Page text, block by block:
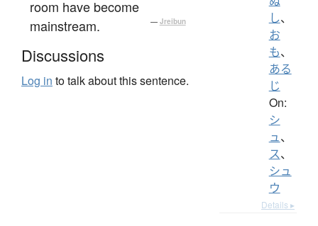
room have become
mainstream.
— Jreibun
Discussions
Log in to talk about this sentence.
し、
お
も、
ある
じ
On:
シ
ュ、
ス、
シュ
ウ
Details ▸